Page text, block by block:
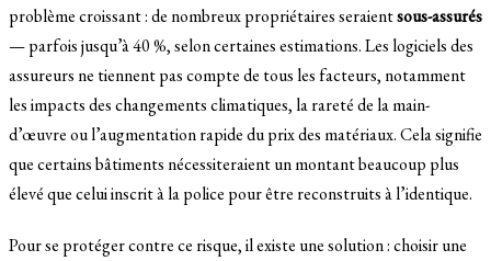
problème croissant : de nombreux propriétaires seraientsous-assurés
— parfois jusqu’à 40 %, selon certaines estimations. Les logiciels des
assureurs ne tiennent pas compte de tous les facteurs, notamment
les impacts des changements climatiques, la rareté de la main-
d’œuvre ou l’augmentation rapide du prix des matériaux. Cela signifie
que certains bâtiments nécessiteraient un montant beaucoup plus
élevé que celui inscrit à la police pour être reconstruits à l’identique.
Pour se protéger contre ce risque, il existe une solution : choisir une